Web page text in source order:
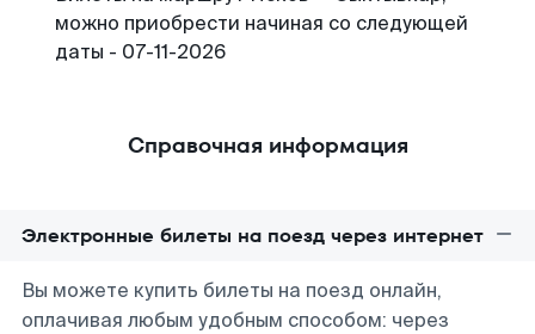
можно приобрести начиная со следующей
даты - 07-11-2026
Справочная информация
Электронные билеты на поезд через интернет
Вы можете купить билеты на поезд онлайн,
оплачивая любым удобным способом: через